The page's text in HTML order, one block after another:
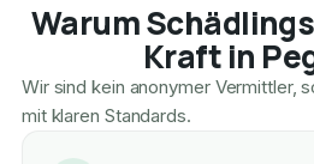
Warum
Kraft in
Wir sind kein anonymer Vermittler,
mit klaren Standards.